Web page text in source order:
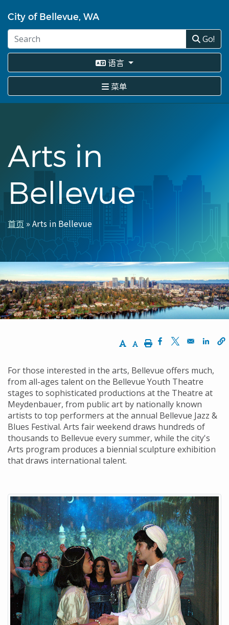
转
到
要
容
City of Bellevue, WA
Go!
语言
菜单
Arts in
Bellevue
面
包
屑
首页 Arts in Bellevue
Increase Text Size
Decrease Text Size
PrintOpens in a new
Opens in a
For those interested in the arts, Bellevue offers much,
from all-ages talent on the Bellevue Youth Theatre
stages to sophisticated productions at the Theatre at
Meydenbauer, from public art by nationally known
artists to top performers at the annual Bellevue Jazz &
Blues Festival. Arts fair weekend draws hundreds of
thousands to Bellevue every summer, while the city's
Arts program produces a biennial sculpture exhibition
that draws international talent.